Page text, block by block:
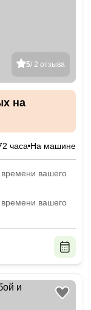
5/ 2 отзыва
на
часа На машине
времени вашего
времени вашего